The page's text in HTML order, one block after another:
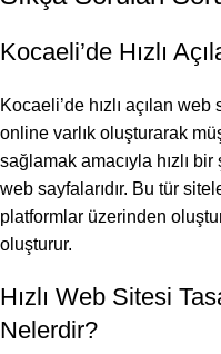
Kocaeli’de Hızlı
Kocaeli’de hızlı açılan
online varlık oluşturarak
sağlamak amacıyla hızlı
web sayfalarıdır. Bu tür
platformlar üzerinden
oluşturur.
Hızlı Web Sitesi
Nelerdir?